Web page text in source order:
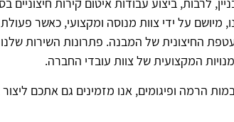
מיושם על ידי צוות מנוסה ומקצועי, כאשר
החיצונית של המבנה. פתרונות השירות שלנו
הרמה ופיגומים, אנו מזמינים גם אתכם